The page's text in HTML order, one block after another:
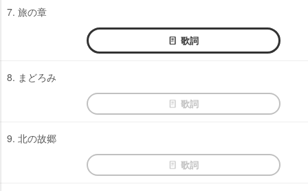
7. 旅の章
歌詞
8. まどろみ
歌詞
9. 北の故郷
歌詞